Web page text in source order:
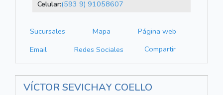
Celular:(593 9) 91058607
Sucursales Mapa
Página web
Email
Redes Sociales Compartir
VÍCTOR SEVICHAY COELLO